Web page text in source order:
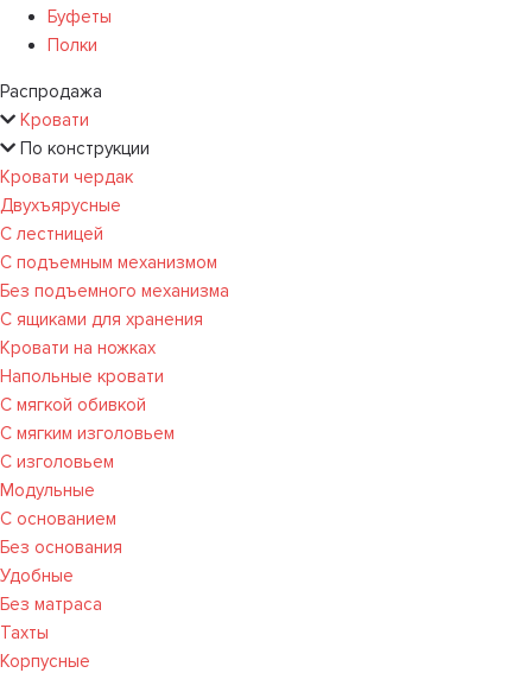
Буфеты
Полки
Распродажа
Кровати
По конструкции
Кровати чердак
Двухъярусные
С лестницей
С подъемным механизмом
Без подъемного механизма
С ящиками для хранения
Кровати на ножках
Напольные кровати
С мягкой обивкой
С мягким изголовьем
С изголовьем
Модульные
С основанием
Без основания
Удобные
Без матраса
Тахты
Корпусные